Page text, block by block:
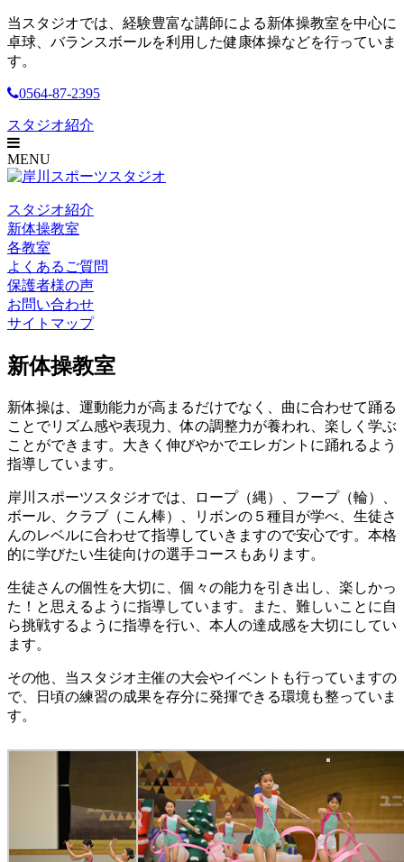
当スタジオでは、経験豊富な講師による新体操教室を中心に
卓球、バランスボールを利用した健康体操などを行っていま
す。
0564-87-2395
スタジオ紹介
MENU
スタジオ紹介
新体操教室
各教室
よくあるご質問
保護者様の声
お問い合わせ
サイトマップ
新体操教室
新体操は、運動能力が高まるだけでなく、曲に合わせて踊る
ことでリズム感や表現力、体の調整力が養われ、楽しく学ぶ
ことができます。大きく伸びやかでエレガントに踊れるよう
指導しています。
岸川スポーツスタジオでは、ロープ（縄）、フープ（輪）、
ボール、クラブ（こん棒）、リボンの５種目が学べ、生徒さ
んのレベルに合わせて指導していきますので安心です。本格
的に学びたい生徒向けの選手コースもあります。
生徒さんの個性を大切に、個々の能力を引き出し、楽しかっ
た！と思えるように指導しています。また、難しいことに自
ら挑戦するように指導を行い、本人の達成感を大切にしてい
ます。
その他、当スタジオ主催の大会やイベントも行っていますの
で、日頃の練習の成果を存分に発揮できる環境も整っていま
す。